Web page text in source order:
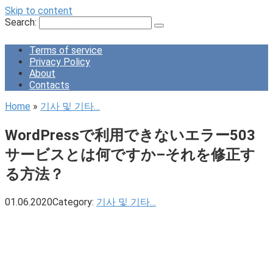
Skip to content
Search:
Terms of service
Privacy Policy
About
Contacts
Home » 기사 및 기타…
WordPressで利用できないエラー503
サービスとは何ですか–それを修正す
る方法？
01.06.2020Category: 기사 및 기타…